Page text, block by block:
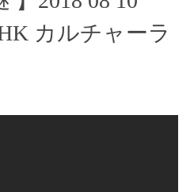
カルチャーラ